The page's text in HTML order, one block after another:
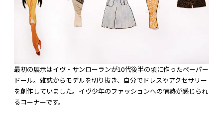
最初の展示はイヴ・サンローランが10代後半の頃に作ったペーパー
ドール。雑誌からモデルを切り抜き、自分でドレスやアクセサリー
を創作していました。イヴ少年のファッションへの情熱が感じられ
るコーナーです。